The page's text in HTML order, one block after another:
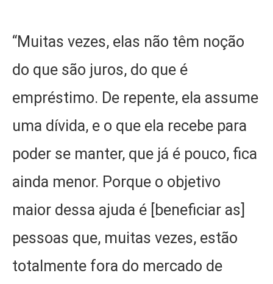
“Muitas vezes, elas não têm noção
do que são juros, do que é
empréstimo. De repente, ela assume
uma dívida, e o que ela recebe para
poder se manter, que já é pouco, fica
ainda menor. Porque o objetivo
maior dessa ajuda é [beneficiar as]
pessoas que, muitas vezes, estão
totalmente fora do mercado de